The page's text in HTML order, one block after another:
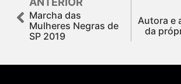
Marcha das
Mulheres Negras de
SP 2019
Autora e
da